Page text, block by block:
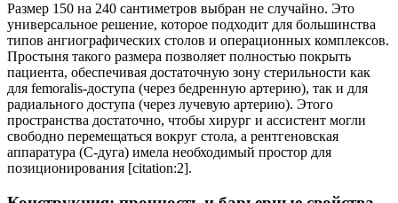
Размер 150 на 240 сантиметров выбран не случайно. Это
универсальное решение, которое подходит для большинства
типов ангиографических столов и операционных комплексов.
Простыня такого размера позволяет полностью покрыть
пациента, обеспечивая достаточную зону стерильности как
для femoralis-доступа (через бедренную артерию), так и для
радиального доступа (через лучевую артерию). Этого
пространства достаточно, чтобы хирург и ассистент могли
свободно перемещаться вокруг стола, а рентгеновская
аппаратура (С-дуга) имела необходимый простор для
позиционирования [citation:2].